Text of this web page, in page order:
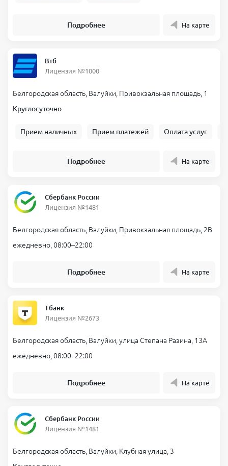
Подробнее На карте
Втб
Лицензия №1000
Белгородская область, Валуйки, Привокзальная площадь, 1
Круглосуточно
Прием наличных Прием платежей Оплата услуг
Подробнее На карте
Сбербанк России
Лицензия №1481
Белгородская область, Валуйки, Привокзальная площадь, 2В
ежедневно, 08:00–22:00
Подробнее На карте
Тбанк
Лицензия №2673
Белгородская область, Валуйки, улица Степана Разина, 13А
ежедневно, 08:00–22:00
Подробнее На карте
Сбербанк России
Лицензия №1481
Белгородская область, Валуйки, Клубная улица, 3